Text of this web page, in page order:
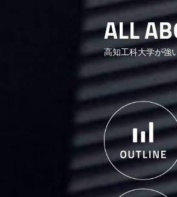
ALL
高知工科大学が強